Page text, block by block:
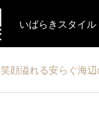
いばらきスタイ
笑顔溢れる安らぐ海